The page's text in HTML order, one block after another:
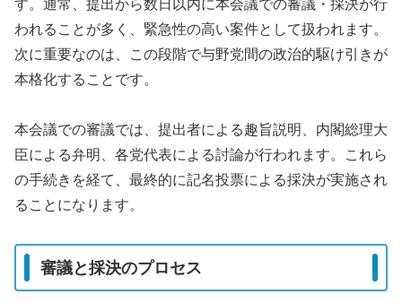
す。通常、提出から数日以内に本会議での審議・採決が行
われることが多く、緊急性の高い案件として扱われます。
次に重要なのは、この段階で与野党間の政治的駆け引きが
本格化することです。
本会議での審議では、提出者による趣旨説明、内閣総理大
臣による弁明、各党代表による討論が行われます。これら
の手続きを経て、最終的に記名投票による採決が実施され
ることになります。
審議と採決のプロセス